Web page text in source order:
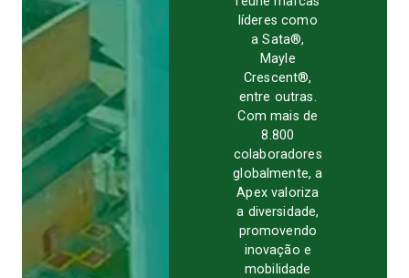
líderes como
a Sata®,
Mayle
Crescent®,
entre outras.
Com mais de
8.800
colaboradores
globalmente, a
Apex valoriza
a diversidade,
promovendo
inovação e
mobilidade